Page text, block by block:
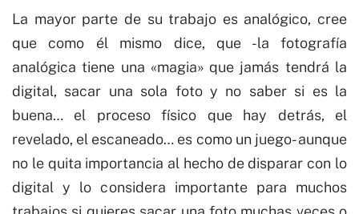
La mayor parte de su trabajo es analógico, cree
que como él mismo dice, que -la fotografía
analógica tiene una «magia» que jamás tendrá la
digital, sacar una sola foto y no saber si es la
buena… el proceso físico que hay detrás, el
revelado, el escaneado… es como un juego- aunque
no le quita importancia al hecho de disparar con lo
digital y lo considera importante para muchos